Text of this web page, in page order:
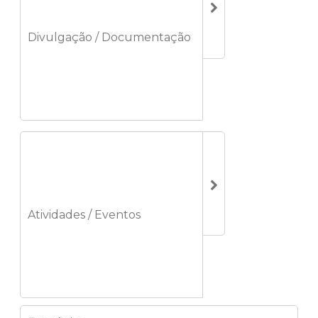
Divulgação / Documentação
Atividades / Eventos